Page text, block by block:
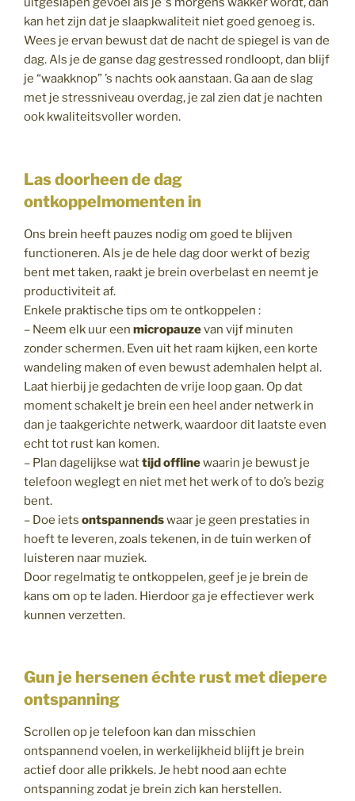
kan het zijn dat je slaapkwaliteit niet goed genoeg is.
Wees je ervan bewust dat de nacht de spiegel is van de
dag. Als je de ganse dag gestressed rondloopt, dan blijf
je “waakknop” ’s nachts ook aanstaan. Ga aan de slag
met je stressniveau overdag, je zal zien dat je nachten
ook kwaliteitsvoller worden.
Las doorheen de dag
ontkoppelmomenten in
Ons brein heeft pauzes nodig om goed te blijven
functioneren. Als je de hele dag door werkt of bezig
bent met taken, raakt je brein overbelast en neemt je
productiviteit af.
Enkele praktische tips om te ontkoppelen :
– Neem elk uur een micropauzevan vijf minuten
zonder schermen. Even uit het raam kijken, een korte
wandeling maken of even bewust ademhalen helpt al.
Laat hierbij je gedachten de vrije loop gaan. Op dat
moment schakelt je brein een heel ander netwerk in
dan je taakgerichte netwerk, waardoor dit laatste even
echt tot rust kan komen.
– Plan dagelijkse wattijd offlinewaarin je bewust je
telefoon weglegt en niet met het werk of to do’s bezig
bent.
– Doe iets ontspannendswaar je geen prestaties in
hoeft te leveren, zoals tekenen, in de tuin werken of
luisteren naar muziek.
Door regelmatig te ontkoppelen, geef je je brein de
kans om op te laden. Hierdoor ga je effectiever werk
kunnen verzetten.
Gun je hersenen échte rust met diepere
ontspanning
Scrollen op je telefoon kan dan misschien
ontspannend voelen, in werkelijkheid blijft je brein
actief door alle prikkels. Je hebt nood aan echte
ontspanning zodat je brein zich kan herstellen.